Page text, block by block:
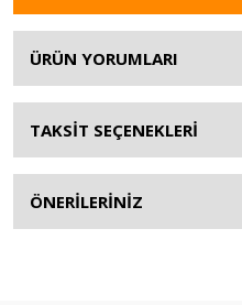
ÜRÜN YORUMLARI
TAKSİT SEÇENEKLERİ
ÖNERİLERİNİZ